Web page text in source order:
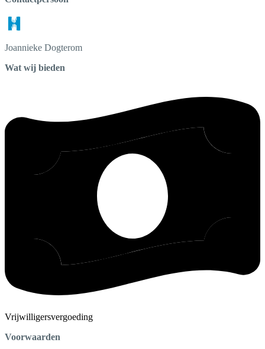
Joannieke Dogterom
Wat wij bieden
Vrijwilligersvergoeding
Voorwaarden